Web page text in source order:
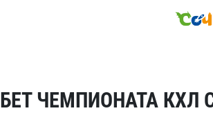
ЧЕМПИОНАТА КХЛ